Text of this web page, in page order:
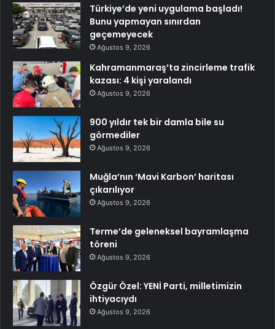
Türkiye’de yeni uygulama başladı!
Bunu yapmayan sınırdan
geçemeyecek
Ağustos 9, 2026
Kahramanmaraş’ta zincirleme trafik
kazası: 4 kişi yaralandı
Ağustos 9, 2026
900 yıldır tek bir damla bile su
görmediler
Ağustos 9, 2026
Muğla’nın ‘Mavi Karbon’ haritası
çıkarılıyor
Ağustos 9, 2026
Terme’de geleneksel bayramlaşma
töreni
Ağustos 9, 2026
Özgür Özel: YENİ Parti, milletimizin
ihtiyacıydı
Ağustos 9, 2026